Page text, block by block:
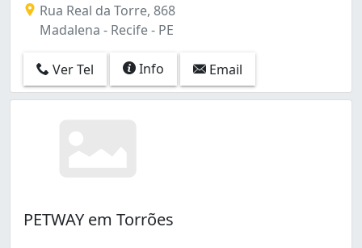
Rua Real da Torre, 868
Madalena - Recife - PE
Ver Tel Info Email
PETWAY em Torrões